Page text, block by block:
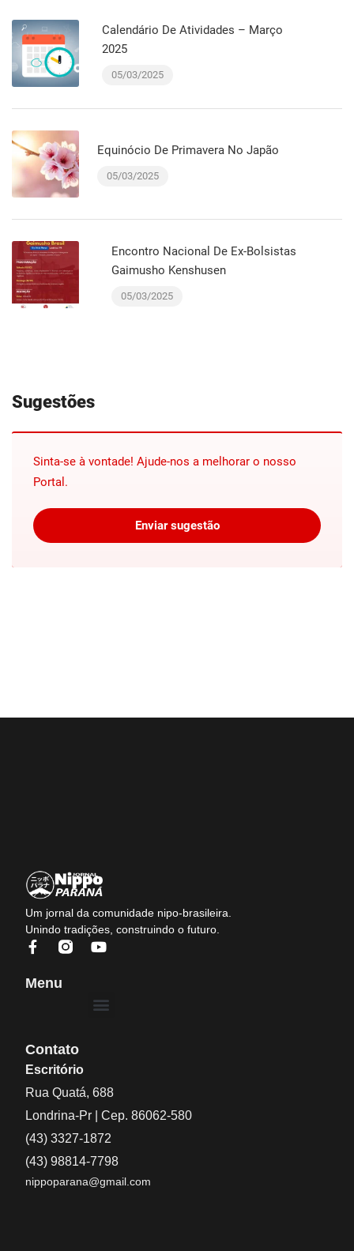
Calendário De Atividades – Março
2025
05/03/2025
Equinócio De Primavera No Japão
05/03/2025
Encontro Nacional De Ex-Bolsistas
Gaimusho Kenshusen
05/03/2025
Sugestões
Sinta-se à vontade! Ajude-nos a melhorar o nosso
Portal.
Enviar sugestão
Um jornal da comunidade nipo-brasileira.
Unindo tradições, construindo o futuro.
Menu
Contato
Escritório
Rua Quatá, 688
Londrina-Pr | Cep. 86062-580
(43) 3327-1872
(43) 98814-7798
nippoparana@gmail.com